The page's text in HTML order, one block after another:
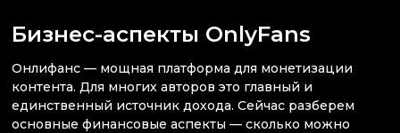
Бизнес-аспекты OnlyFans
Онлифанс — мощная платформа для монетизации
контента. Для многих авторов это главный и
единственный источник дохода. Сейчас разберем
основные финансовые аспекты — сколько можно